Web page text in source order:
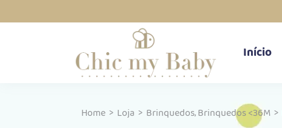
Início
Home > Loja > Brinquedos,Brinquedos <36M >